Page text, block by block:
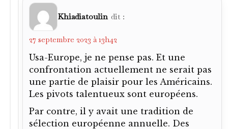
Khiadiatoulin dit :
27 septembre 2023 à 13h42
Usa-Europe, je ne pense pas. Et une
confrontation actuellement ne serait pas
une partie de plaisir pour les Américains.
Les pivots talentueux sont européens.
Par contre, il y avait une tradition de
sélection européenne annuelle. Des